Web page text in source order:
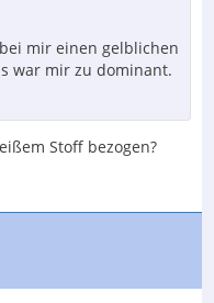
mir einen gelblichen
war mir zu dominant.
Stoff bezogen?